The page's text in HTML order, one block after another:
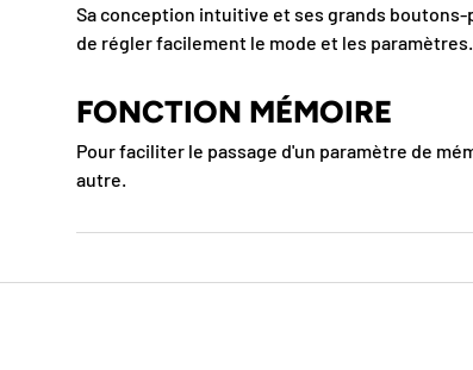
Sa conception intuitive et ses grands
de régler facilement le mode et les paramètres.
FONCTION MÉMOIRE
Pour faciliter le passage d'un paramètre de
autre.